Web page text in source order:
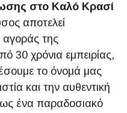
στο Καλό Κρασί
αποτελεί
της
χρόνια εμπειρίας,
το όνομά μας
και την αυθεντική
ένα παραδοσιακό